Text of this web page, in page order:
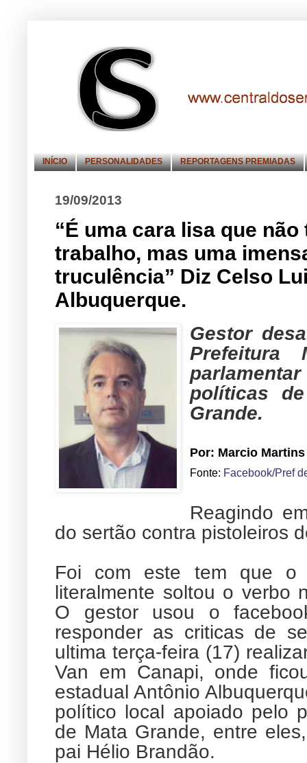
INÍCIO PERSONALIDADES REPORTAGENS PREMIADAS
19/09/2013
“É uma cara lisa que
trabalho, mas uma
truculência” Diz Celso
Albuquerque.
Gestor
Prefeitura
políticas
Grande.
Por: Marcio Martins
Fonte: Facebook/Pref
Reagindo
do sertão contra pistoleiros
Foi com este tem que o
literalmente soltou o verbo
O gestor usou o
responder as criticas de
ultima terça-feira (17)
Van em Canapi, onde
estadual Antônio
político local apoiado pelo
de Mata Grande, entre
pai Hélio Brandão.